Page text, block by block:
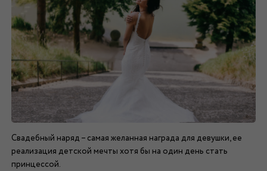
Свадебный наряд – самая желанная награда для девушки, ее
реализация детской мечты хотя бы на один день стать
принцессой.